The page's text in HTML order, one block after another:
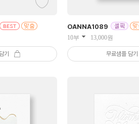
기
OANNA1089
10부 13,000원
무료샘플 담기